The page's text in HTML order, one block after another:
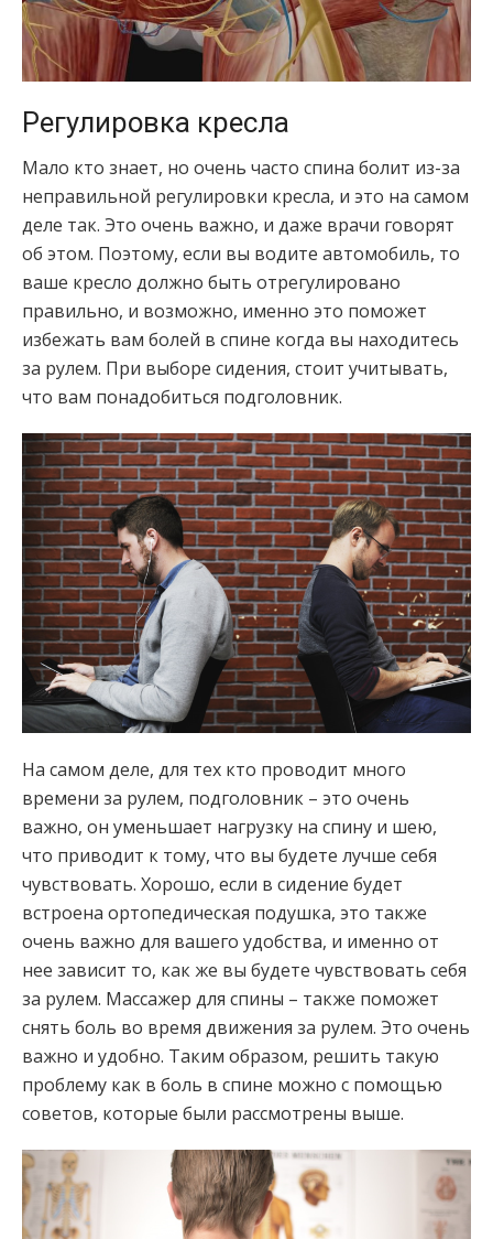
Регулировка кресла
Мало кто знает, но очень часто спина болит из-за
неправильной регулировки кресла, и это на самом
деле так. Это очень важно, и даже врачи говорят
об этом. Поэтому, если вы водите автомобиль, то
ваше кресло должно быть отрегулировано
правильно, и возможно, именно это поможет
избежать вам болей в спине когда вы находитесь
за рулем. При выборе сидения, стоит учитывать,
что вам понадобиться подголовник.
На самом деле, для тех кто проводит много
времени за рулем, подголовник – это очень
важно, он уменьшает нагрузку на спину и шею,
что приводит к тому, что вы будете лучше себя
чувствовать. Хорошо, если в сидение будет
встроена ортопедическая подушка, это также
очень важно для вашего удобства, и именно от
нее зависит то, как же вы будете чувствовать себя
за рулем. Массажер для спины – также поможет
снять боль во время движения за рулем. Это очень
важно и удобно. Таким образом, решить такую
проблему как в боль в спине можно с помощью
советов, которые были рассмотрены выше.